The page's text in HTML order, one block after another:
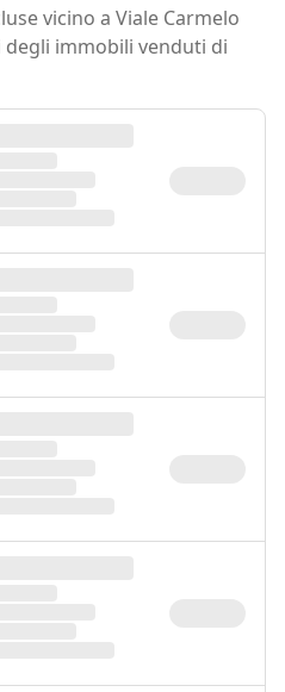
vicino a Viale Carmelo
degli immobili venduti di